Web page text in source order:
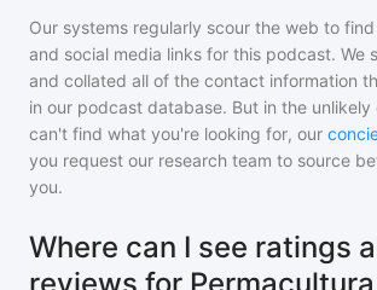
Our systems regularly scour the web to
and social media links for this podcast. We
and collated all of the contact information
in our podcast database. But in the
can't find what you're looking for, our
you request our research team to source
you.
Where can I see ratings